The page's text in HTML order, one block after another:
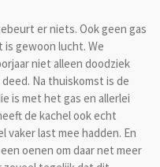
er niets. Ook geen gas
is gewoon lucht. We
niet alleen doodziek
Na thuiskomst is de
is met het gas en allerlei
de kachel ook echt
vaker last mee hadden. En
oenen om daar net meer